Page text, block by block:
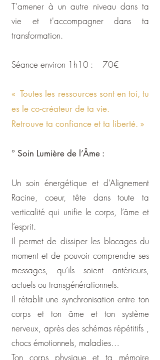
T'amener à un autre niveau dans ta
vie et t'accompagner dans ta
transformation.
Séance environ 1h10 : 70€
« Toutes les ressources sont en toi, tu
es le co-créateur de ta vie.
Retrouve ta confiance et ta liberté. »
° Soin Lumière de l’Âme :
Un soin énergétique et d’Alignement
Racine, coeur, tête dans toute ta
verticalité qui unifie le corps, l’âme et
l’esprit.
Il permet de dissiper les blocages du
moment et de pouvoir comprendre ses
messages, qu’ils soient antérieurs,
actuels ou transgénérationnels.
Il rétablit une synchronisation entre ton
corps et ton âme et ton système
nerveux, après des schémas répétitifs ,
chocs émotionnels, maladies…
Ton corps physique et ta mémoire